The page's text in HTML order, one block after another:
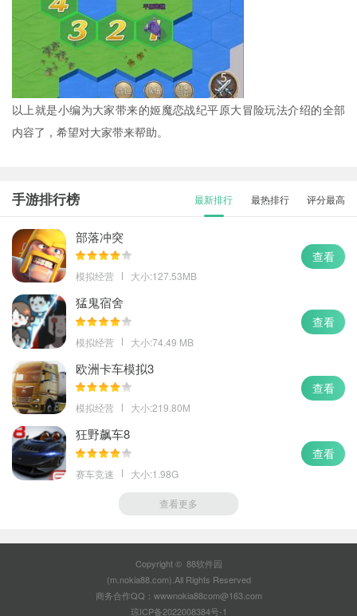
以上就是小编为大家带来的姬魔恋战纪平原大冒险玩法介绍的全部
内容了，希望对大家带来帮助。
手游排行榜 最新排行 最热排行 评分最高
部落冲突
模拟经营 大小:127.53MB
查看
猛鬼宿舍
模拟经营 大小:74.49 MB
查看
欧洲卡车模拟3
模拟经营 大小:219.80M
查看
狂野飙车8
赛车竞速 大小:1.98G
查看
查看更多
Copyright © 88软件园
(m.nokia88.com).All Rights Reserved
商务合作QQ：wwwnokia88com@163.com
琼ICP备2022008384号-1